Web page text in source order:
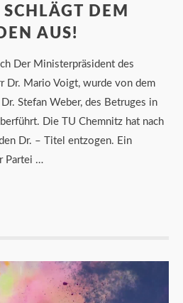
DEM
AUS!
Der Ministerpräsident des
Dr. Mario Voigt, wurde von dem
Stefan Weber, des Betruges in
Die TU Chemnitz hat nach
Dr. – Titel entzogen. Ein
Partei …